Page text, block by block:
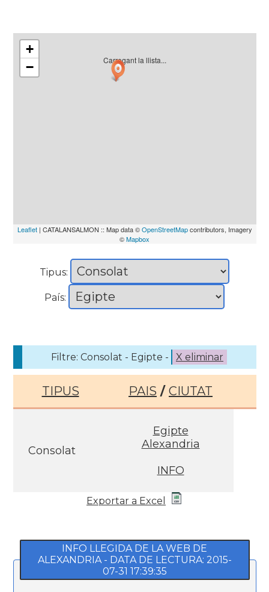
Carregant la llista...
+
−
Leaflet| CATALANSALMON :: Map data ©OpenStreetMapcontributors, Imagery
©Mapbox
Tipus:
País:
Filtre: Consolat - Egipte - X eliminar
TIPUS PAIS / CIUTAT
Consolat
Egipte
Alexandria
INFO
Exportar a Excel
INFO LLEGIDA DE LA WEB DE
ALEXANDRIA - DATA DE LECTURA: 2015-
07-31 17:39:35